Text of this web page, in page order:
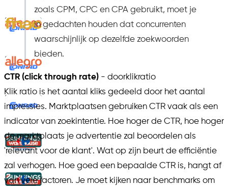
zoals CPM, CPC en CPA gebruikt, moet je
in gedachten houden dat concurrenten
waarschijnlijk op dezelfde zoekwoorden
bieden.
CTR (click through rate) - doorklikratio
Klik ratio is het aantal kliks gedeeld door het aantal
impressies. Marktplaatsen gebruiken CTR vaak als een
indicator van zoekintentie. Hoe hoger de CTR, hoe hoger
de marktplaats je advertentie zal beoordelen als
'relevant voor de klant'. Wat op zijn beurt de efficiëntie
zal verhogen. Hoe goed een bepaalde CTR is, hangt af
van vele factoren. Je moet kijken naar benchmarks om